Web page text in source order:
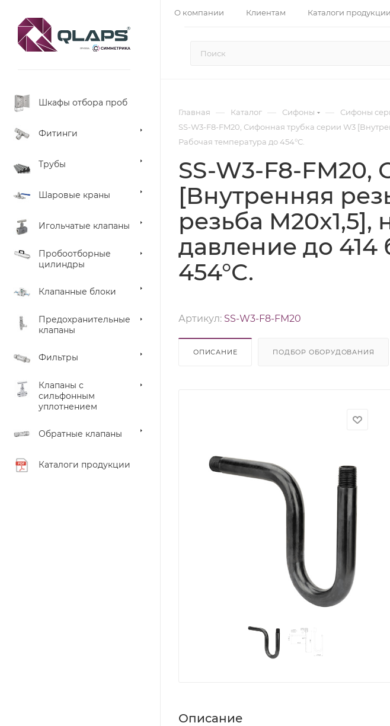
О компании Клиентам Каталоги продукции
Шкафы отбора проб
Фитинги
Трубы
Шаровые краны
Игольчатые клапаны
Пробоотборные
цилиндры
Клапанные блоки
Предохранительные
клапаны
Фильтры
Клапаны с
сильфонным
уплотнением
Обратные клапаны
Каталоги продукции
Главная — Каталог — Сифоны — Сифоны
SS-W3-F8-FM20, Сифонная трубка серии W3
Рабочая температура до 454°С.
SS-W3-F8-
[Внутренняя
резьба M20x1,5],
давление до 414
454°С.
Артикул: SS-W3-F8-FM20
ОПИСАНИЕ ПОДБОР ОБОРУДОВАНИЯ
Описание